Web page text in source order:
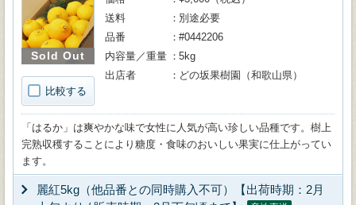
Sold Out
比較する
送料
別途必要
品番
#0442206
内容量／重量
5kg
出店者
どの坂果樹園（和歌山県）
「はるか」は爽やかな味で女性に人気が高い珍しい品種です。樹上
完熟収穫することにより糖度・食味のおいしい果実に仕上がってい
ます。
麗紅5kg（他品番との同時購入不可）【出荷時期：2月